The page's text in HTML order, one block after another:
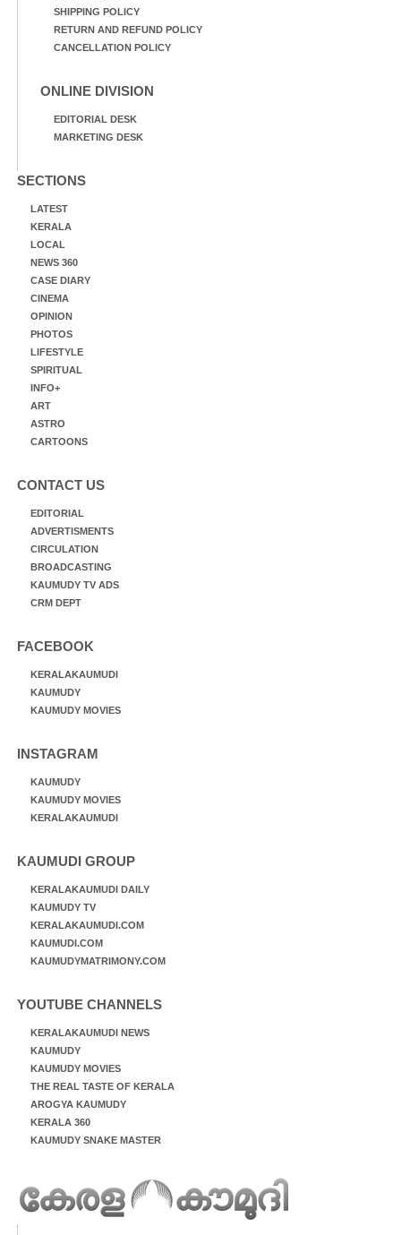
SHIPPING POLICY
RETURN AND REFUND POLICY
CANCELLATION POLICY
ONLINE DIVISION
EDITORIAL DESK
MARKETING DESK
SECTIONS
LATEST
KERALA
LOCAL
NEWS 360
CASE DIARY
CINEMA
OPINION
PHOTOS
LIFESTYLE
SPIRITUAL
INFO+
ART
ASTRO
CARTOONS
CONTACT US
EDITORIAL
ADVERTISMENTS
CIRCULATION
BROADCASTING
KAUMUDY TV ADS
CRM DEPT
FACEBOOK
KERALAKAUMUDI
KAUMUDY
KAUMUDY MOVIES
INSTAGRAM
KAUMUDY
KAUMUDY MOVIES
KERALAKAUMUDI
KAUMUDI GROUP
KERALAKAUMUDI DAILY
KAUMUDY TV
KERALAKAUMUDI.COM
KAUMUDI.COM
KAUMUDYMATRIMONY.COM
YOUTUBE CHANNELS
KERALAKAUMUDI NEWS
KAUMUDY
KAUMUDY MOVIES
THE REAL TASTE OF KERALA
AROGYA KAUMUDY
KERALA 360
KAUMUDY SNAKE MASTER